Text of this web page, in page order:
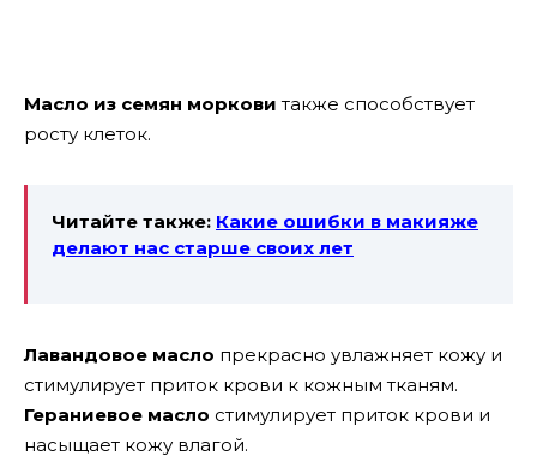
Масло из семян моркови также способствует
росту клеток.
Читайте также: Какие ошибки в макияже
делают нас старше своих лет
Лавандовое масло прекрасно увлажняет кожу и
стимулирует приток крови к кожным тканям.
Гераниевое масло стимулирует приток крови и
насыщает кожу влагой.